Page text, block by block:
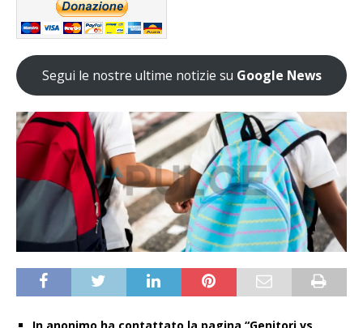
Segui le nostre ultime notizie su Google News